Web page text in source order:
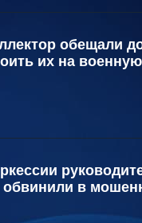
обещали
их на
в